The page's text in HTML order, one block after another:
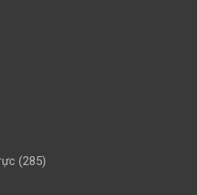
(285)